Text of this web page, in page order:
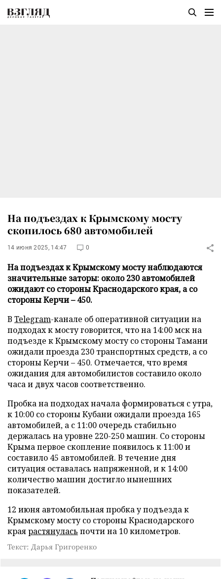
На подъездах к Крымскому мосту
скопилось 680 автомобилей
14 июня 2025, 14:47 0
На подъездах к Крымскому мосту наблюдаются
значительные заторы: около 230 автомобилей
ожидают со стороны Краснодарского края, а со
стороны Керчи – 450.
В Telegram-канале об оперативной ситуации на
подходах к мосту говорится, что на 14:00 мск на
подъезде к Крымскому мосту со стороны Тамани
ожидали проезда 230 транспортных средств, а со
стороны Керчи – 450. Отмечается, что время
ожидания для автомобилистов составило около
часа и двух часов соответственно.
Пробка на подходах начала формироваться с утра,
к 10:00 со стороны Кубани ожидали проезда 165
автомобилей, а с 11:00 очередь стабильно
держалась на уровне 220-250 машин. Со стороны
Крыма первое скопление появилось к 11:00 и
составило 45 автомобилей. В течение дня
ситуация оставалась напряженной, и к 14:00
количество машин достигло нынешних
показателей.
12 июня автомобильная пробка у подъезда к
Крымскому мосту со стороны Краснодарского
краярастянулась почти на 10 километров.
Текст: Дарья Григоренко